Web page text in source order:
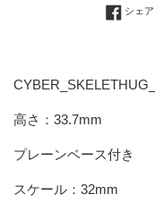
シェア
高さ：33.7mm
プレーンベース付き
スケール：32mm